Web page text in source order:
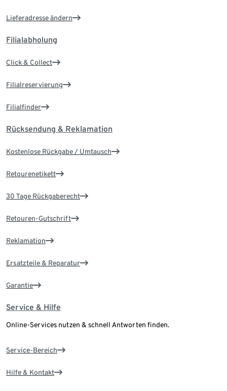
Lieferadresse ändern
Filialabholung
Click & Collect
Filialreservierung
Filialfinder
Rücksendung & Reklamation
Kostenlose Rückgabe / Umtausch
Retourenetikett
30 Tage Rückgaberecht
Retouren-Gutschrift
Reklamation
Ersatzteile & Reparatur
Garantie
Service & Hilfe
Online-Services nutzen & schnell Antworten finden.
Service-Bereich
Hilfe & Kontakt